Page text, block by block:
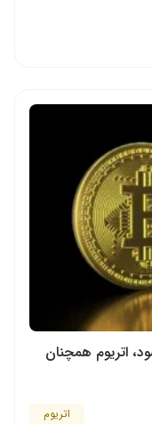
می‌شود، اتریوم همچنان
اتریوم